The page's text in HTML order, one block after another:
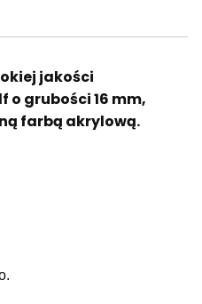
jakości
grubości 16 mm,
farbą akrylową.